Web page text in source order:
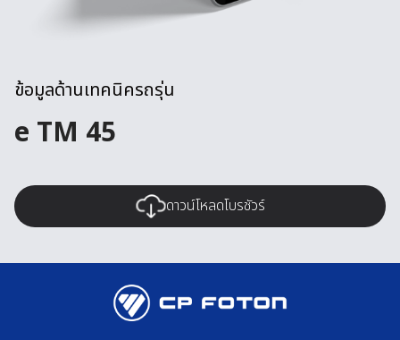
ข้อมูลด้านเทคนิครถรุ่น
e TM 45
ดาวน์โหลดโบรชัวร์